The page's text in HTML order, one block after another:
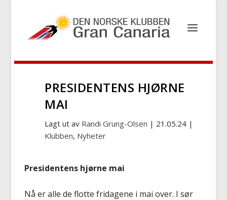
PRESIDENTENS HJØRNE
MAI
Lagt ut av Randi Grung-Olsen | 21.05.24 |
Klubben, Nyheter
Presidentens hjørne mai
Nå er alle de flotte fridagene i mai over. I sør